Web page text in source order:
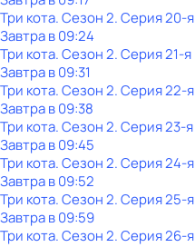
Три кота. Сезон 2. Серия 20-я
Завтра в 09:24
Три кота. Сезон 2. Серия 21-я
Завтра в 09:31
Три кота. Сезон 2. Серия 22-я
Завтра в 09:38
Три кота. Сезон 2. Серия 23-я
Завтра в 09:45
Три кота. Сезон 2. Серия 24-я
Завтра в 09:52
Три кота. Сезон 2. Серия 25-я
Завтра в 09:59
Три кота. Сезон 2. Серия 26-я